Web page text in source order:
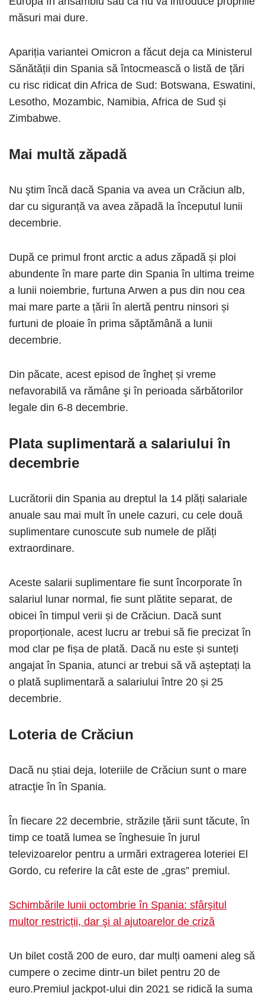
măsuri mai dure.
Apariția variantei Omicron a făcut deja ca Ministerul
Sănătății din Spania să întocmească o listă de țări
cu risc ridicat din Africa de Sud: Botswana, Eswatini,
Lesotho, Mozambic, Namibia, Africa de Sud și
Zimbabwe.
Mai multă zăpadă
Nu ştim încă dacă Spania va avea un Crăciun alb,
dar cu siguranță va avea zăpadă la începutul lunii
decembrie.
După ce primul front arctic a adus zăpadă și ploi
abundente în mare parte din Spania în ultima treime
a lunii noiembrie, furtuna Arwen a pus din nou cea
mai mare parte a țării în alertă pentru ninsori și
furtuni de ploaie în prima săptămână a lunii
decembrie.
Din păcate, acest episod de îngheț și vreme
nefavorabilă va rămâne şi în perioada sărbătorilor
legale din 6-8 decembrie.
Plata suplimentară a salariului în
decembrie
Lucrătorii din Spania au dreptul la 14 plăți salariale
anuale sau mai mult în unele cazuri, cu cele două
suplimentare cunoscute sub numele de plăți
extraordinare.
Aceste salarii suplimentare fie sunt încorporate în
salariul lunar normal, fie sunt plătite separat, de
obicei în timpul verii și de Crăciun. Dacă sunt
proporționale, acest lucru ar trebui să fie precizat în
mod clar pe fișa de plată. Dacă nu este și sunteți
angajat în Spania, atunci ar trebui să vă așteptați la
o plată suplimentară a salariului între 20 și 25
decembrie.
Loteria de Crăciun
Dacă nu știai deja, loteriile de Crăciun sunt o mare
atracţie în în Spania.
În fiecare 22 decembrie, străzile țării sunt tăcute, în
timp ce toată lumea se înghesuie în jurul
televizoarelor pentru a urmări extragerea loteriei El
Gordo, cu referire la cât este de „gras” premiul.
Schimbările lunii octombrie în Spania: sfârşitul
multor restricții, dar şi al ajutoarelor de criză
Un bilet costă 200 de euro, dar mulți oameni aleg să
cumpere o zecime dintr-un bilet pentru 20 de
euro.Premiul jackpot-ului din 2021 se ridică la suma